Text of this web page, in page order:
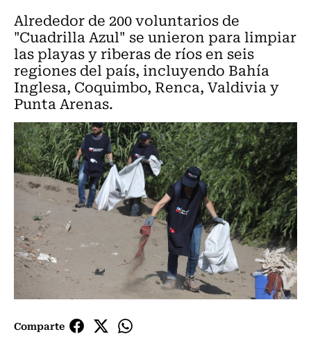
Alrededor de 200 voluntarios de
"Cuadrilla Azul" se unieron para limpiar
las playas y riberas de ríos en seis
regiones del país, incluyendo Bahía
Inglesa, Coquimbo, Renca, Valdivia y
Punta Arenas.
Comparte